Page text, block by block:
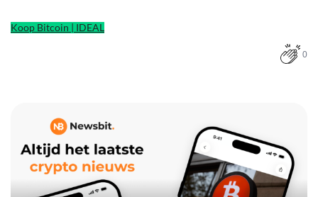
Koop Bitcoin | IDEAL
0